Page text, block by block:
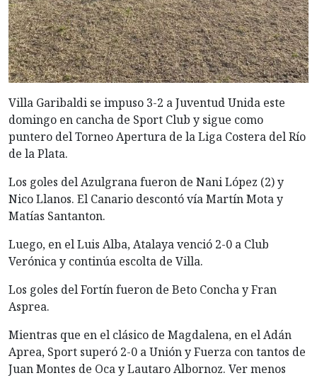
Villa Garibaldi se impuso 3-2 a Juventud Unida este
domingo en cancha de Sport Club y sigue como
puntero del Torneo Apertura de la Liga Costera del Río
de la Plata.
Los goles del Azulgrana fueron de Nani López (2) y
Nico Llanos. El Canario descontó vía Martín Mota y
Matías Santanton.
Luego, en el Luis Alba, Atalaya venció 2-0 a Club
Verónica y continúa escolta de Villa.
Los goles del Fortín fueron de Beto Concha y Fran
Asprea.
Mientras que en el clásico de Magdalena, en el Adán
Aprea, Sport superó 2-0 a Unión y Fuerza con tantos de
Juan Montes de Oca y Lautaro Albornoz. Ver menos